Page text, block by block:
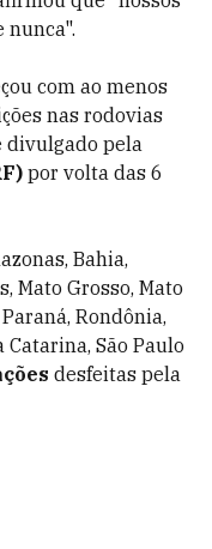
nunca".
com ao menos
nas rodovias
divulgado pela
por volta das 6
Bahia,
Mato Grosso, Mato
Rondônia,
Catarina, São Paulo
desfeitas pela